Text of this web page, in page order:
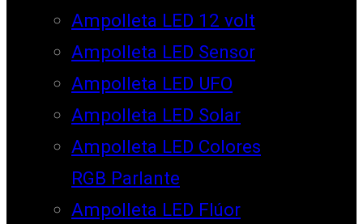
Ampolleta LED 12 volt
Ampolleta LED Sensor
Ampolleta LED UFO
Ampolleta LED Solar
Ampolleta LED Colores
RGB Parlante
Ampolleta LED Flúor